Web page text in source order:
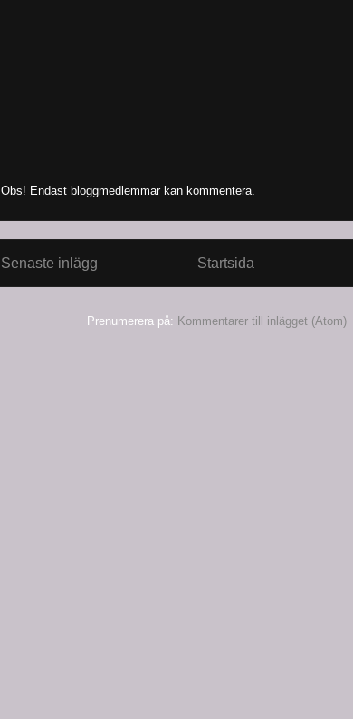
Obs! Endast bloggmedlemmar kan kommentera.
Senaste inlägg Startsida
Prenumerera på: Kommentarer till inlägget (Atom)